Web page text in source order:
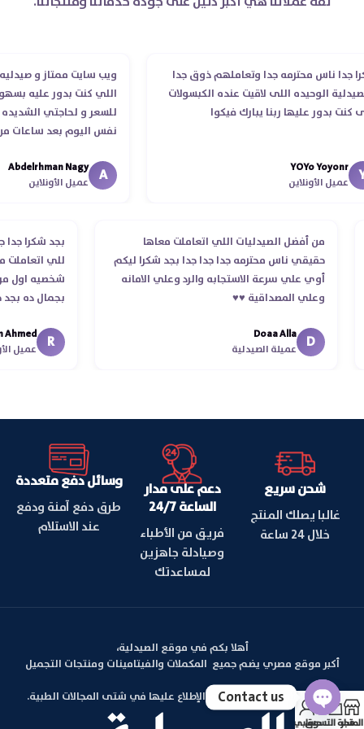
جدا ناس محترمه جدا وتعاملهم ذوق جدا
الوحيده اللى لاقيت عنده الكبسولات
بدور عليها ربنا يبارك فيكوا
YOYo Yoyonr
عميل الأونلاين
ويب سايت ممتاز و صيدليه
اللي كنت بدور عليه
للسعر و لحاجتي الشديده
نفس اليوم بعد ساعات
انتهاء موعد عمله ..فضل
استلمت ..شكرا جزيلا ليكم
A
Abdelrhman Nagy
عميل الأونلاين
من أفضل الصيدليات اللي اتعاملت معاها
حقيقي ناس محترمه جدا جدا جدا بجد شكرا ليكم
أوي علي سرعة الاستجابه والرد وعلي الامانه
وعلي المصداقية ♥️♥️‏
D
Doaa Alla
عميلة الصيدلية
بجد شكرا
للي
شخصيه اول
بجمال ده
اسكندرية
R
عميل
شحن سريع
غالبا يصلك المنتج
خلال 24 ساعة
دعم على مدار
الساعة 24/7
فريق من الأطباء
وصيادلة جاهزين
لمساعدتك
وسائل دفع متعددة
طرق دفع آمنة ودفع
عند الاستلام
أهلا بكم في موقع الصيدلية،
أكبر موقع مصري يضم جميع المكملات والفيتامينات ومنتجات التجميل
بالإضافة الي مقالات يمكنكم الإطلاع عليها في شتى المجالات الطبية.
المتجر
سلة التسوق
حسابي
Contact us
Open